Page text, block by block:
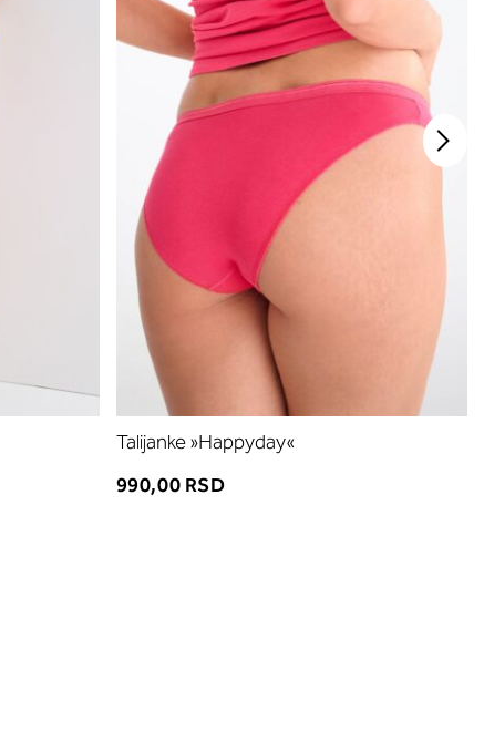
Talijanke »Happyday«
990,00 RSD